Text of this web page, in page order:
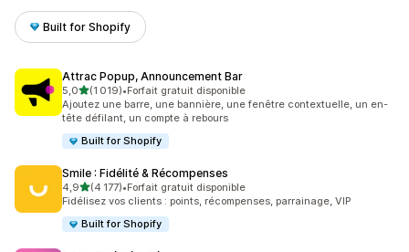
Built for Shopify
Attrac Popup, Announcement Bar
5,0étoile(s) sur 5
(1 019)
1019 avis au total
•Forfait gratuit disponible
Ajoutez une barre, une bannière, une fenêtre contextuelle, un en-
tête défilant, un compte à rebours
Built for Shopify
Smile : Fidélité & Récompenses
4,9étoile(s) sur 5
(4 177)
4177 avis au total
•Forfait gratuit disponible
Fidélisez vos clients : points, récompenses, parrainage, VIP
Built for Shopify